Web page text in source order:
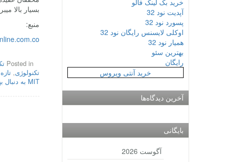
بسیار بالا
منبع:
Posted in
تکنولوژی,
MIT به دنبال بهبود دوربین های سه بعدی
خرید بک لینک فالو
آپدیت نود 32
پسورد نود 32
اوکلی لایسنس رایگان نود 32
همیار نود 32
بهترین سئو
رایگان
خرید آنتی ویروس
آخرین دیدگاه‌ها
بایگانی
آگوست 2026